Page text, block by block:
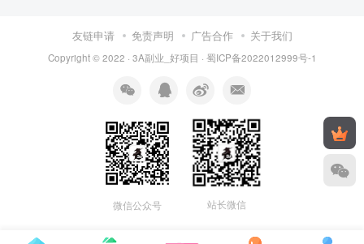
友链申请 免责声明 广告合作 关于我们
Copyright © 2022 · 3A副业_好项目 · 蜀ICP备2022012999号-1
微信公众号 站长微信